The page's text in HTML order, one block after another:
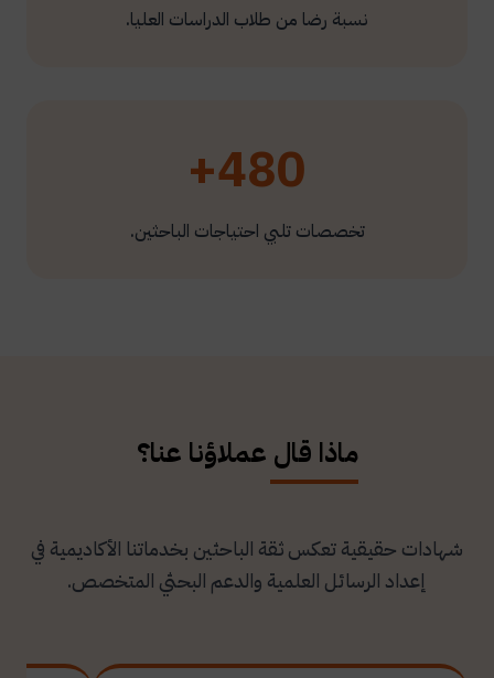
نسبة رضا من طلاب الدراسات العليا.
480+
تخصصات تلبي احتياجات الباحثين.
ماذا قال عملاؤنا عنا؟
شهادات حقيقية تعكس ثقة الباحثين بخدماتنا الأكاديمية في
إعداد الرسائل العلمية والدعم البحثي المتخصص.